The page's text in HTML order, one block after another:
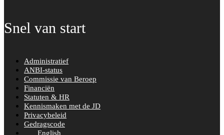
Snel van start
Administratief
ANBI-status
Commissie van Beroep
Financiën
Statuten & HR
Kennismaken met de JD
Privacybeleid
Gedragscode
English